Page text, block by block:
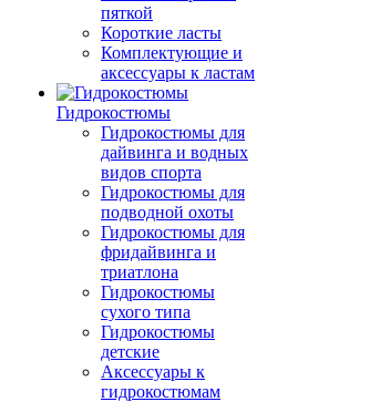
пяткой
Короткие ласты
Комплектующие и
аксессуары к ластам
Гидрокостюмы
Гидрокостюмы для
дайвинга и водных
видов спорта
Гидрокостюмы для
подводной охоты
Гидрокостюмы для
фридайвинга и
триатлона
Гидрокостюмы
сухого типа
Гидрокостюмы
детские
Аксессуары к
гидрокостюмам